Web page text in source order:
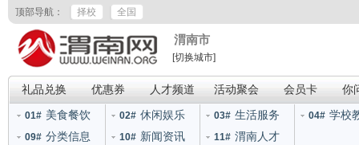
顶部导航： 择校 全国
渭南市
[切换城市]
礼品兑换 优惠券 人才频道 活动聚会 会员卡 你
01# 美食餐饮 02# 休闲娱乐 03# 生活服务 04# 学校
09# 分类信息 10# 新闻资讯 11# 渭南人才